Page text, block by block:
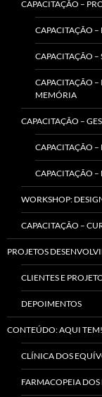
CAPACITAÇÃO –
CAPACITAÇÃO
CAPACITAÇÃO –
CAPACITAÇÃO
MEMÓRIA
CAPACITAÇÃO –
CAPACITAÇÃO –
CAPACITAÇÃO
WORKSHOP:
CAPACITAÇÃO –
PROJETOS
CLIENTES E
DEPOIMENTOS
CONTEÚDO: AQUI TEM!
CLÍNICA DOS
FARMACOPEIA